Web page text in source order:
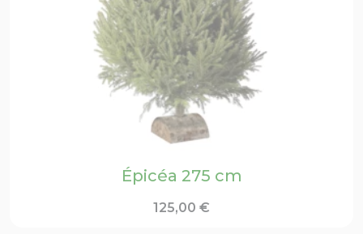
Épicéa 275 cm
125,00 €